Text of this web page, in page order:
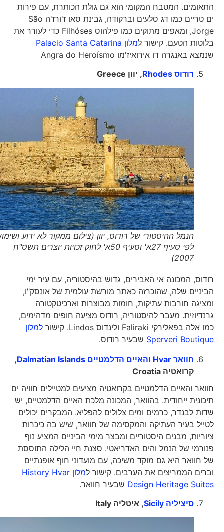
התאומים. המטבח המקומי הוא גם גולת הכותרת, עם פירות
ים טריים כמו דג סלעים וברקודה, גבינת סאו ז'ורז'ה São
Jorge, ומאפים מתוקים כמו פילהוס Filhóses כדי לעורר את
בלוטות הטעם. קישור למלון Palacio Santa Catarina
שנמצא באנגרה דו אירואיז'מו Angra do Heroísmo
רודוס Rhodes
, יווןGreece
הנמל ההיסטורי של רודוס, יוון (צילום ממקור לא ידוע ושימוש
לפי סעיף 27א' וסעיף 50א' לחוק זכויות יוצרים תשס"ח
2007)
רודוס, המכונה אי האבירים, גדוש בהיסטוריה, עם עיר ימי
הביניים שלה, שהוכרזה כאתר מורשת עולמית של אונסק"ו,
ומציגה חורבות עתיקות, חומות מבוצרות וארכיטקטורה
גרנדיוזית. מעבר להיסטוריה, רודוס מציעה חופים מדהימים,
כמו אלה בפאלירקי Faliraki ולינדוס Lindos. קישור
למלון
Sperveri Boutiqueשבעיר רודוס.
חוואר Hvar והאיים הדלמטיים Dalmatian Islands
,
קרואטיהCroatia
חוואר והאיים הדלמטיים בקרואטיה מציעים למטיילים חוויה ים
תיכונית ייחודית. בהוואר, המכונה מלכת האיים הדלמטיים, יש
שדות לבנדר, כרמים ומים צלולים להפליא. המבקרים יכולים
לטייל בעיר העתיקה והמקסימה של חוואר, שיש בה כיכרות
ציוריות, מבנים היסטוריים ומבצר מימי הביניים המציע נוף
פנורמי של הנמל והים האדריאטי. סצנת חיי הלילה התוססת
של חוואר היא גם מוקד משיכה, עם מועדוני חוף אופנתיים
וברים הממריצים את הערבים. קישור ל
מלון History Hvar
Design Heritage Suitesשבעיר חוואר.
סיציליה Sicily
, איטליהItaly